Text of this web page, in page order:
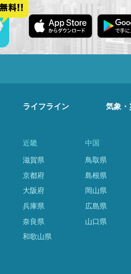
ライフライン 気象・
近畿
滋賀県
京都府
大阪府
兵庫県
奈良県
和歌山県
中国
鳥取県
島根県
岡山県
広島県
山口県